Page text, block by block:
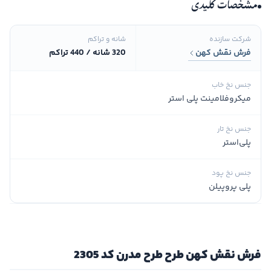
مشخصات کلیدی
شرکت سازنده
فرش نقش کهن
شانه و تراکم
320 شانه / 440 تراکم
جنس نخ خاب
میکروفلامینت پلی استر
جنس نخ تار
پلی‌استر
جنس نخ پود
پلی پروپیلن
فرش نقش کهن طرح طرح مدرن کد 2305